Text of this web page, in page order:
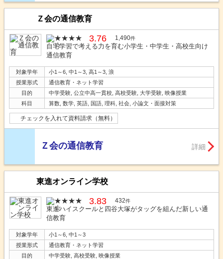
Ｚ会の通信教育
3.76 1,490件
自宅学習で考える力を育む小学生・中学生・高校生向け
通信教育
対象学年
小1～6, 中1～3, 高1～3, 浪
授業形式
通信教育・ネット学習
目的
中学受験, 公立中高一貫校, 高校受験, 大学受験, 映像授業
科目
算数, 数学, 英語, 国語, 理科, 社会, 小論文・面接対策
チェックを入れて資料請求（無料）
Ｚ会の通信教育 詳細
東進オンライン学校
3.83 432件
東進ハイスクールと四谷大塚がタッグを組んだ新しい通
信教育
対象学年
小1～6, 中1～3
授業形式
通信教育・ネット学習
目的
中学受験, 高校受験, 映像授業